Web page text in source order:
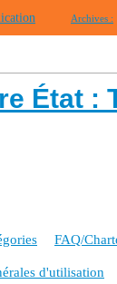
Archives :
État :
FAQ/
d'utilisation